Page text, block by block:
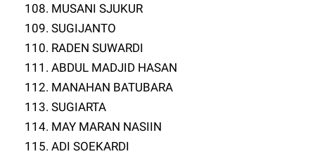
108. MUSANI SJUKUR
109. SUGIJANTO
110. RADEN SUWARDI
111. ABDUL MADJID HASAN
112. MANAHAN BATUBARA
113. SUGIARTA
114. MAY MARAN NASIIN
115. ADI SOEKARDI